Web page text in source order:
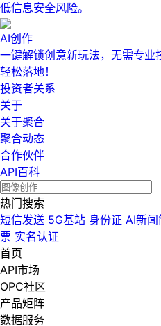
低信息安全风险。
AI创作
一键解锁创意新玩法，无需专
轻松落地！
投资者关系
关于
关于聚合
聚合动态
合作伙伴
API百科
热门搜索
短信发送 5G基站 身份证 AI新闻
票 实名认证
首页
API市场
OPC社区
产品矩阵
数据服务